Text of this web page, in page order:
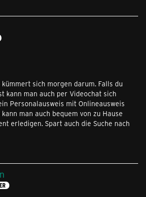
sich morgen darum. Falls du
kann man auch per Videochat sich
Personalausweis mit Onlineausweis
man auch bequem von zu Hause
erledigen. Spart auch die Suche nach